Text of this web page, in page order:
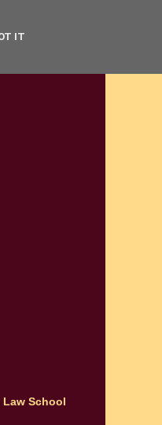
Law School
IT